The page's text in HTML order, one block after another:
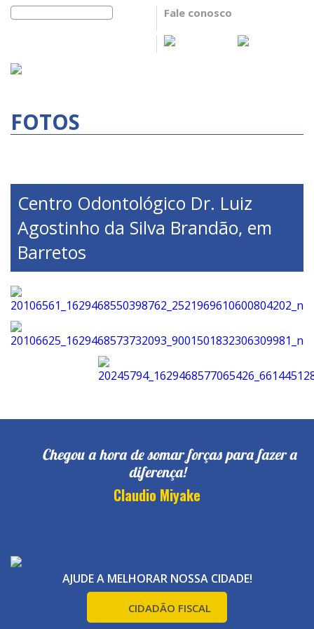
Fale conosco
FOTOS
Centro Odontológico Dr. Luiz
Agostinho da Silva Brandão, em
Barretos
Chegou a hora de somar forças para fazer a
diferença!
Claudio Miyake
AJUDE A MELHORAR NOSSA CIDADE!
CIDADÃO FISCAL